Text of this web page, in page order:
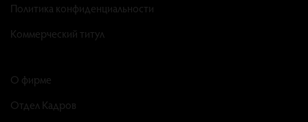
Политика конфиденциальности
Коммерческий титул
О фирме
Отдел Кадров